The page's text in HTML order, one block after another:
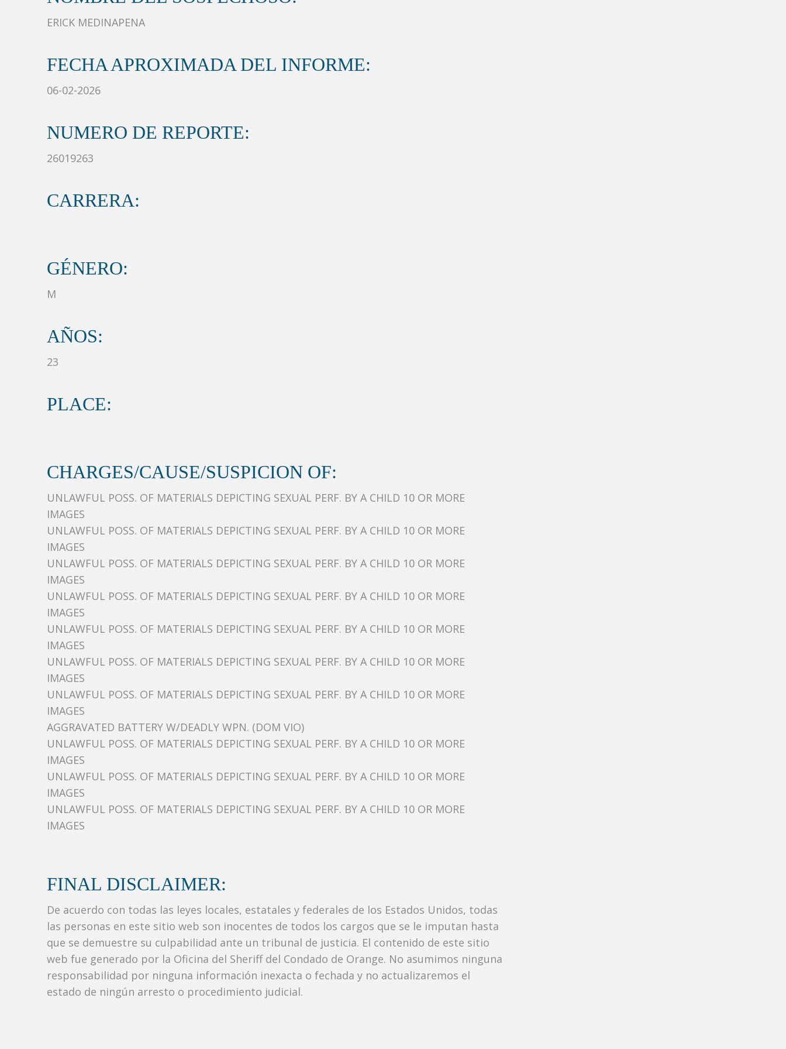
ERICK MEDINAPENA
FECHA APROXIMADA DEL INFORME:
06-02-2026
NUMERO DE REPORTE:
26019263
CARRERA:
GÉNERO:
M
AÑOS:
23
PLACE:
CHARGES/CAUSE/SUSPICION OF:
UNLAWFUL POSS. OF MATERIALS DEPICTING SEXUAL PERF. BY A CHILD 10 OR MORE
IMAGES
UNLAWFUL POSS. OF MATERIALS DEPICTING SEXUAL PERF. BY A CHILD 10 OR MORE
IMAGES
UNLAWFUL POSS. OF MATERIALS DEPICTING SEXUAL PERF. BY A CHILD 10 OR MORE
IMAGES
UNLAWFUL POSS. OF MATERIALS DEPICTING SEXUAL PERF. BY A CHILD 10 OR MORE
IMAGES
UNLAWFUL POSS. OF MATERIALS DEPICTING SEXUAL PERF. BY A CHILD 10 OR MORE
IMAGES
UNLAWFUL POSS. OF MATERIALS DEPICTING SEXUAL PERF. BY A CHILD 10 OR MORE
IMAGES
UNLAWFUL POSS. OF MATERIALS DEPICTING SEXUAL PERF. BY A CHILD 10 OR MORE
IMAGES
AGGRAVATED BATTERY W/DEADLY WPN. (DOM VIO)
UNLAWFUL POSS. OF MATERIALS DEPICTING SEXUAL PERF. BY A CHILD 10 OR MORE
IMAGES
UNLAWFUL POSS. OF MATERIALS DEPICTING SEXUAL PERF. BY A CHILD 10 OR MORE
IMAGES
UNLAWFUL POSS. OF MATERIALS DEPICTING SEXUAL PERF. BY A CHILD 10 OR MORE
IMAGES
FINAL DISCLAIMER:
De acuerdo con todas las leyes locales, estatales y federales de los Estados Unidos, todas
las personas en este sitio web son inocentes de todos los cargos que se le imputan hasta
que se demuestre su culpabilidad ante un tribunal de justicia. El contenido de este sitio
web fue generado por la Oficina del Sheriff del Condado de Orange. No asumimos ninguna
responsabilidad por ninguna información inexacta o fechada y no actualizaremos el
estado de ningún arresto o procedimiento judicial.